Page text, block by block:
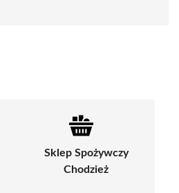
Sklep Spożywczy
Chodzież